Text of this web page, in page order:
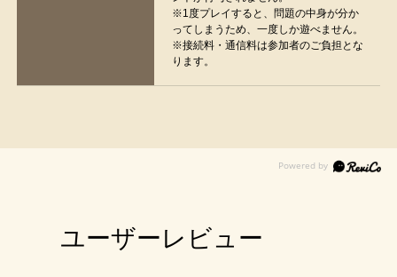
※1度プレイすると、問題の中身が分か
ってしまうため、一度しか遊べません。
※接続料・通信料は参加者のご負担とな
ります。
ユーザーレビュー